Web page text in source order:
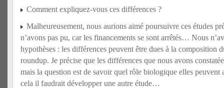
Comment expliquez-vous ces différences ?
Malheureusement, nous aurions aimé poursuivre ces études
n’avons pas pu, car les financements se sont arrêtés… Nous
hypothèses : les différences peuvent être dues à la composition
roundup. Je précise que les différences que nous avons
mais la question est de savoir quel rôle biologique elles peuvent
cela il faudrait développer une autre étude…